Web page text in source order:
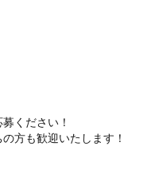
ください！
方も歓迎いたします！